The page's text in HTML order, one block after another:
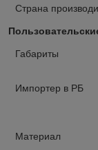
Страна
Габариты
Импортер в РБ
Материал